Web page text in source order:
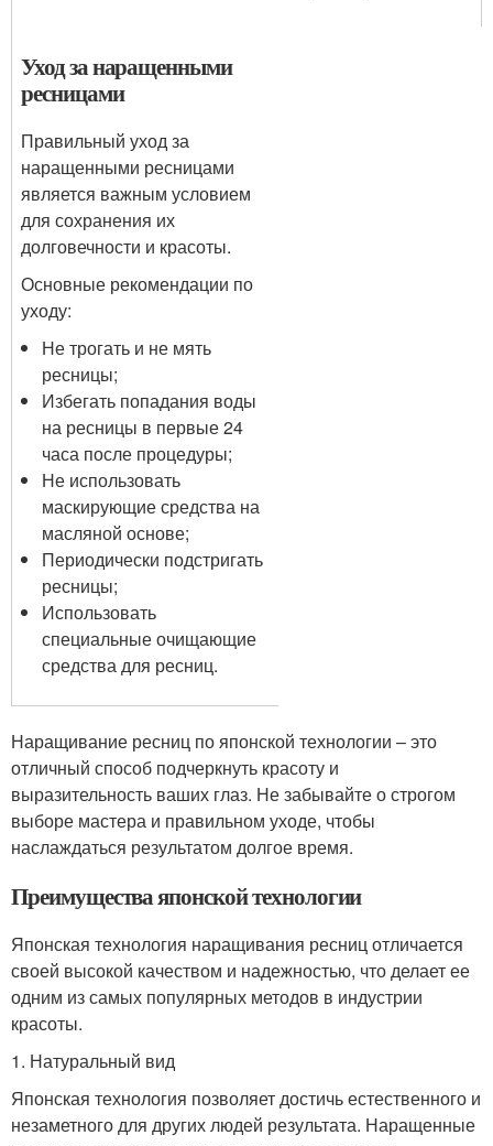
Уход за наращенными
ресницами
Правильный уход за
наращенными ресницами
является важным условием
для сохранения их
долговечности и красоты.
Основные рекомендации по
уходу:
Не трогать и не мять
ресницы;
Избегать попадания воды
на ресницы в первые 24
часа после процедуры;
Не использовать
маскирующие средства на
масляной основе;
Периодически подстригать
ресницы;
Использовать
специальные очищающие
средства для ресниц.
Наращивание ресниц по японской технологии – это
отличный способ подчеркнуть красоту и
выразительность ваших глаз. Не забывайте о строгом
выборе мастера и правильном уходе, чтобы
наслаждаться результатом долгое время.
Преимущества японской технологии
Японская технология наращивания ресниц отличается
своей высокой качеством и надежностью, что делает ее
одним из самых популярных методов в индустрии
красоты.
1. Натуральный вид
Японская технология позволяет достичь естественного и
незаметного для других людей результата. Наращенные